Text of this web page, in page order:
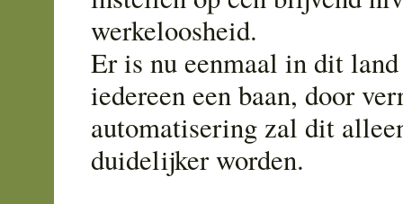
werkeloosheid.
Er is nu eenmaal in dit
iedereen een baan, door
automatisering zal dit
duidelijker worden.